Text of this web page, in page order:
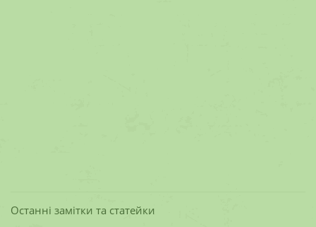
Останні замітки та статейки